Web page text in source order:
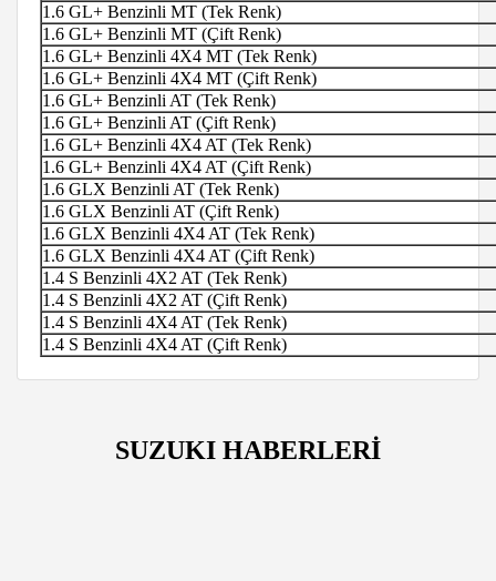
1.6 GL+ Benzinli MT (Tek Renk)
1.6 GL+ Benzinli MT (Çift Renk)
1.6 GL+ Benzinli 4X4 MT (Tek Renk)
1.6 GL+ Benzinli 4X4 MT (Çift Renk)
1.6 GL+ Benzinli AT (Tek Renk)
1.6 GL+ Benzinli AT (Çift Renk)
1.6 GL+ Benzinli 4X4 AT (Tek Renk)
1.6 GL+ Benzinli 4X4 AT (Çift Renk)
1.6 GLX Benzinli AT (Tek Renk)
1.6 GLX Benzinli AT (Çift Renk)
1.6 GLX Benzinli 4X4 AT (Tek Renk)
1.6 GLX Benzinli 4X4 AT (Çift Renk)
1.4 S Benzinli 4X2 AT (Tek Renk)
1.4 S Benzinli 4X2 AT (Çift Renk)
1.4 S Benzinli 4X4 AT (Tek Renk)
1.4 S Benzinli 4X4 AT (Çift Renk)
SUZUKI HABERLERİ